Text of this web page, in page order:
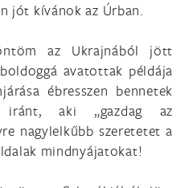
jót kívánok az Úrban.
az Ukrajnából jött
avatottak példája
ébresszen bennetek
aki „gazdag az
nagylelkűbb szeretetet a
mindnyájatokat!